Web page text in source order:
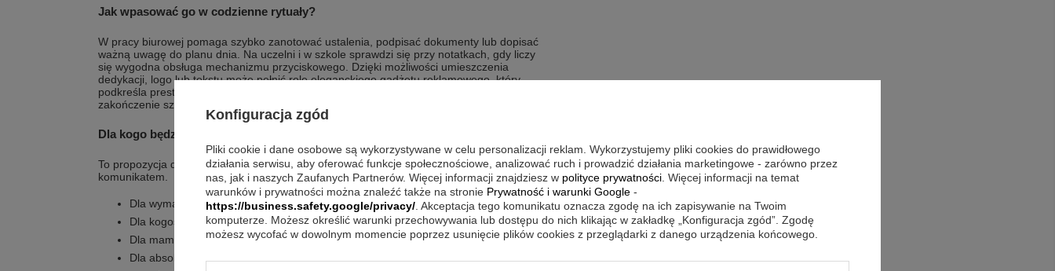
Jak wpasować go w codzienne rytuały?
W pracy biurowej pomaga szybko zanotować ustalenia, podpisać dokumenty lub dopisać
ważną uwagę do planu dnia. Na uczelni i w szkole sprawdzi się przy notatkach, gdy liczy
się wygodna obsługa mechanizmu przyciskowego. Dzięki możliwości umieszczenia
dedykacji, logo lub tekstu może pełnić rolę eleganckiego gadżetu reklamowego, który
podkreśla prestiż firmy. Jako prezent pasuje na święta, urodziny, Dzień Matki oraz
zakończenie szkoły, bo łączy funkcję z dopracowaną oprawą w etui.
Dla kogo będzie najbardziej trafiony?
To propozycja dla osób, które chcą połączyć praktyczny przedmiot z wyraźnym, osobistym
komunikatem.
Dla wymagającej osoby, która lubi nowoczesne przybory piśmiennicze
Dla kogoś, kto często podpisuje dokumenty i potrzebuje wygodnego mechanizmu
Dla mamy na Dzień Matki, gdy liczy się elegancja i użyteczność
Dla absolwenta na zakończenie szkoły jako symboliczny, personalizowany
Konfiguracja zgód
Pliki cookie i dane osobowe są wykorzystywane w celu personalizacji reklam. Wykorzystujemy pliki cookies do prawidłowego
działania serwisu, aby oferować funkcje społecznościowe, analizować ruch i prowadzić działania marketingowe - zarówno przez
nas, jak i naszych Zaufanych Partnerów. Więcej informacji znajdziesz w polityce prywatności . Więcej informacji na temat
warunków i prywatności można znaleźć także na stronie Prywatność i warunki Google -
https://business.safety.google/privacy/ . Akceptacja tego komunikatu oznacza zgodę na ich zapisywanie na Twoim
komputerze. Możesz określić warunki przechowywania lub dostępu do nich klikając w zakładkę „Konfiguracja zgód”. Zgodę
możesz wycofać w dowolnym momencie poprzez usunięcie plików cookies z przeglądarki z danego urządzenia końcowego.